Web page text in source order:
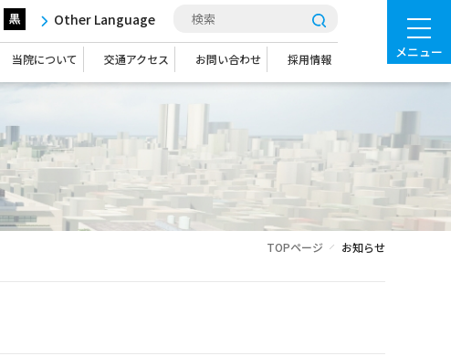
メニュー
黒 Other Language
当院について 交通アクセス お問い合わせ 採用情報
TOPページ お知らせ